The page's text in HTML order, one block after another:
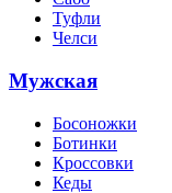
Туфли
Челси
Мужская
Босоножки
Ботинки
Кроссовки
Кеды